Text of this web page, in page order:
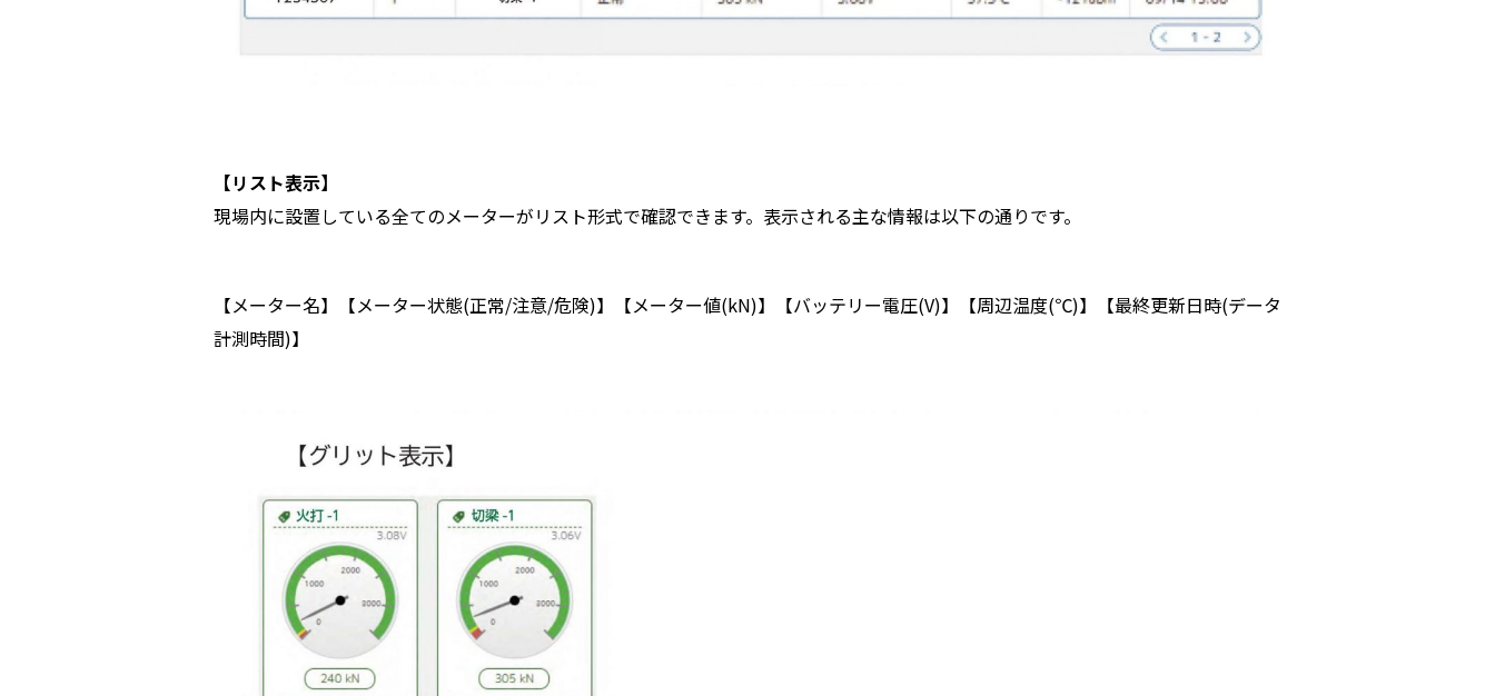
【リスト表示】
現場内に設置している全てのメーターがリスト形式で確認できます。表示される主な情報は以下の通りです。
【メーター名】【メーター状態(正常/注意/危険)】【メーター値(kN)】【バッテリー電圧(V)】【周辺温度(℃)】【最終更新日時(データ
計測時間)】